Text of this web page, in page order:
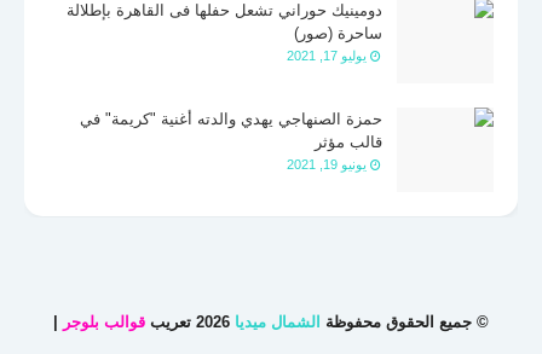
دومينيك حوراني تشعل حفلها فى القاهرة بإطلالة
ساحرة (صور)
يوليو 17, 2021
حمزة الصنهاجي يهدي والدته أغنية "كريمة" في
قالب مؤثر
يونيو 19, 2021
© جميع الحقوق محفوظة الشمال ميديا 2026 تعريب قوالب بلوجر